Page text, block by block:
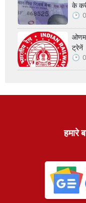
के
ओणम
ट्रेनें
हमारे